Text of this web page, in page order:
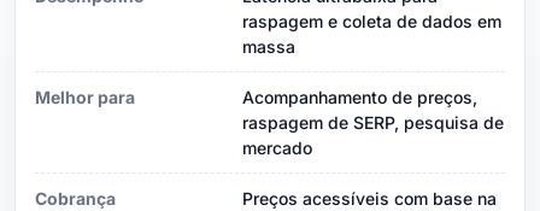
raspagem e coleta de dados em
massa
Melhor para
Acompanhamento de preços,
raspagem de SERP, pesquisa de
mercado
Cobrança
Preços acessíveis com base na